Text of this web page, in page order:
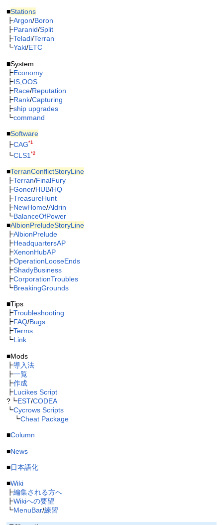
■Stations
┣Argon/Boron
┣Paranid/Split
┣Teladi/Terran
┗Yaki/ETC
■System
┣Economy
┣IS,OOS
┣Race/Reputation
┣Rank/Capturing
┣ship upgrades
┗command
■Software
┣CAG*1
┗CLS1 *2
■TerranConflictStoryLine
┣Terran/FinalFury
┣Goner/HUB/HQ
┣TreasureHunt
┣NewHome/Aldrin
┗BalanceOfPower
■AlbionPreludeStoryLine
┣AlbionPrelude
┣HeadquartersAP
┣XenonHubAP
┣OperationLooseEnds
┣ShadyBusiness
┣CorporationTroubles
┗BreakingGrounds
■Tips
┣Troubleshooting
┣FAQ/Bugs
┣Terms
┗Link
■Mods
┣導入法
┣一覧
┣作成
┣Lucikes Script
?┗EST/CODEA
┗Cycrows Scripts
┗Cheat Package
■Column
■News
■日本語化
■Wiki
┣編集される方へ
┣Wikiへの要望
┗MenuBar/練習